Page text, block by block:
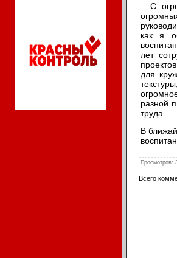
– С
как я
лет
для
разной
труда.
В
Просмотров:
Всего